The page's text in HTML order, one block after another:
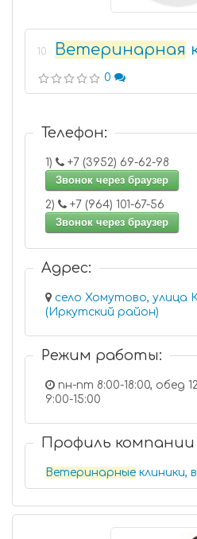
10 Ветеринарная
0
Телефон:
1)
+7 (3952) 69-62-98
Звонок через браузер
2)
+7 (964) 101-67-56
Звонок через браузер
Адрес:
село Хомутово, улица
(Иркутский район)
Режим работы:
пн-пт 8:00-18:00, обед
9:00-15:00
Профиль компании
Ветеринарные клиники,